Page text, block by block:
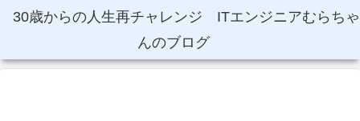
30歳からの人生再チャレンジ ITエンジニアむらちゃ
んのブログ